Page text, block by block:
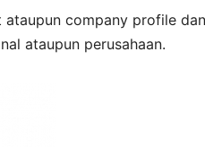
ataupun company profile dan
ataupun perusahaan.